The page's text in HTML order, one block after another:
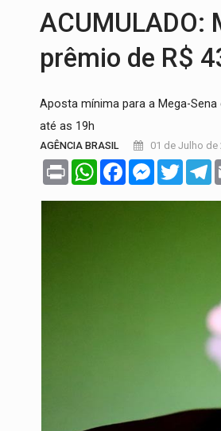
ACUMULADO:
prêmio de R$
Aposta mínima para a Mega-
até as 19h
AGÊNCIA BRASIL 01 de Julho de
Print WhatsAppFacebookMessenger
Twitter